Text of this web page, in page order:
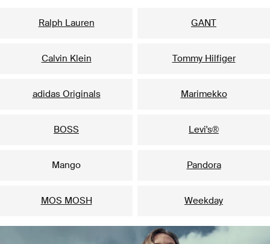
Ralph Lauren GANT
Calvin Klein Tommy Hilfiger
adidas Originals Marimekko
BOSS Levi's®
Mango Pandora
MOS MOSH Weekday